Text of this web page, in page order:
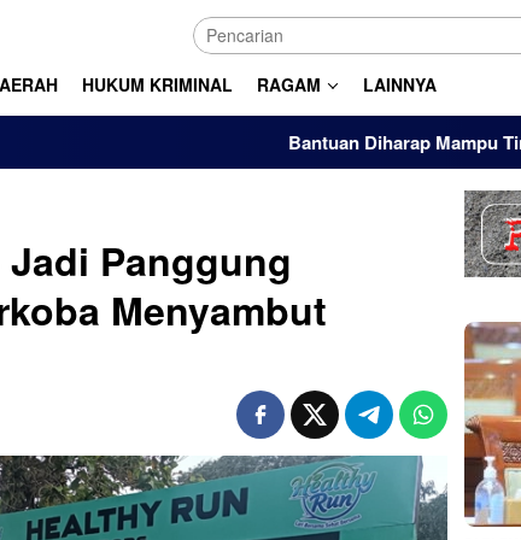
HUKUM KRIMINAL RAGAM LAINNYA
Bantuan Diharap Mampu Tingkatkan
Panggung
Menyambut